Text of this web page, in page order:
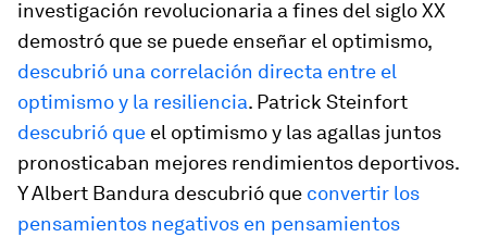
investigación revolucionaria a fines del siglo XX
demostró que se puede enseñar el optimismo,
descubrió una correlación directa entre el
optimismo y la resiliencia. Patrick Steinfort
descubrió que el optimismo y las agallas juntos
pronosticaban mejores rendimientos deportivos.
Y Albert Bandura descubrió que convertir los
pensamientos negativos en pensamientos